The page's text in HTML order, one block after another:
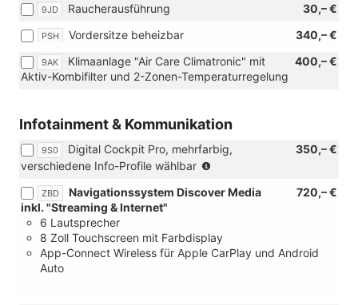
18
Zoll
Leichtmetallräder
"York")
9JD 30,– €
Raucherausführung
PSH 340,– €
Vordersitze beheizbar
9AK 400,– €
Klimaanlage "Air Care Climatronic" mit
Aktiv-Kombifilter und 2-Zonen-Temperaturregelung
Infotainment & Kommunikation
9S0 350,– €
Digital Cockpit Pro, mehrfarbig,
verschiedene Info-Profile wählbar
Verbindung
Radio
Ready
ZBD 720,– €
Navigationssystem Discover Media
inkl. "Streaming & Internet"
6 Lautsprecher
8 Zoll Touchscreen mit Farbdisplay
App-Connect Wireless für Apple CarPlay und Android
Auto